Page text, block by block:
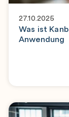
27.10.2025
Was ist
Anwendung